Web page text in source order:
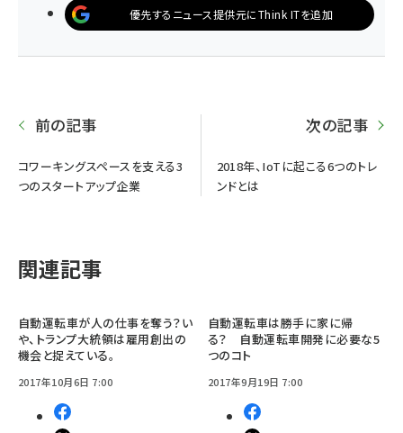
優先するニュース提供元にThink ITを追加
前の記事
コワーキングスペースを支える3
つのスタートアップ企業
次の記事
2018年、IoTに起こる6つのトレ
ンドとは
関連記事
自動運転車が人の仕事を奪う？い
や、トランプ大統領は雇用創出の
機会と捉えている。
2017年10月6日 7:00
自動運転車は勝手に家に帰
る？ 自動運転車開発に必要な5
つのコト
2017年9月19日 7:00